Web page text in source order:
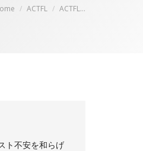
are here:
ACTFL ACTFL…
ト不安を和らげ